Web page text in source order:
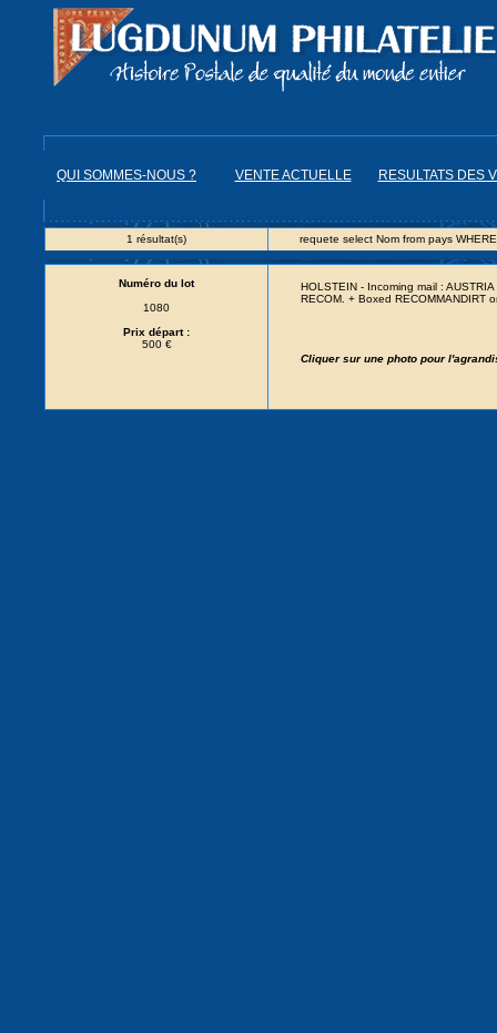
QUI SOMMES-NOUS ? VENTE ACTUELLE RESULTATS DES
1 résultat(s) requete select Nom from pays
Numéro du lot
1080
Prix départ :
500 €
HOLSTEIN - Incoming mail :
RECOM. + Boxed RECOMMANDIRT
Cliquer sur une photo pour